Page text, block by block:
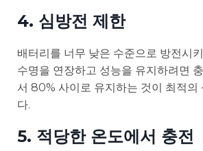
4. 심방전 제한
배터리를 너무 낮은 수준으로 방전시
수명을 연장하고 성능을 유지하려면
서 80% 사이로 유지하는 것이 최적의
다.
5. 적당한 온도에서 충전